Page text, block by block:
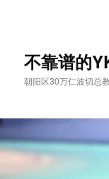
不靠谱的
朝阳区30万仁波切总